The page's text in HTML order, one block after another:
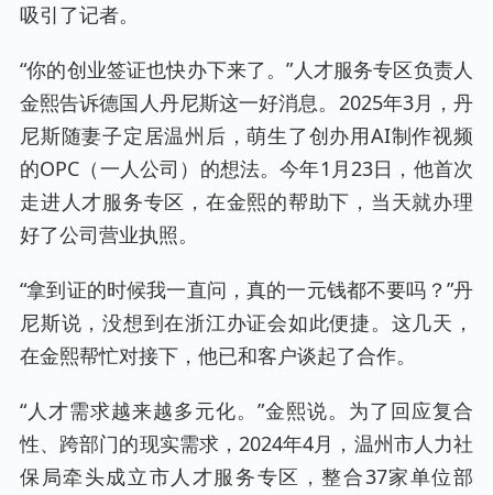
吸引了记者。
“你的创业签证也快办下来了。”人才服务专区负责人
金熙告诉德国人丹尼斯这一好消息。2025年3月，丹
尼斯随妻子定居温州后，萌生了创办用AI制作视频
的OPC（一人公司）的想法。今年1月23日，他首次
走进人才服务专区，在金熙的帮助下，当天就办理
好了公司营业执照。
“拿到证的时候我一直问，真的一元钱都不要吗？”丹
尼斯说，没想到在浙江办证会如此便捷。这几天，
在金熙帮忙对接下，他已和客户谈起了合作。
“人才需求越来越多元化。”金熙说。为了回应复合
性、跨部门的现实需求，2024年4月，温州市人力社
保局牵头成立市人才服务专区，整合37家单位部